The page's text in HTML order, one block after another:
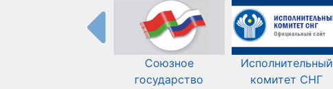
Союзное
государство
Исполнительный
комитет СНГ